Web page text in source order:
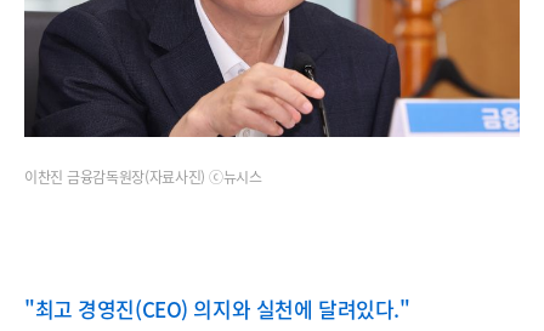
이찬진 금융감독원장(자료사진) ⓒ뉴시스
"최고 경영진(CEO) 의지와 실천에 달려있다."